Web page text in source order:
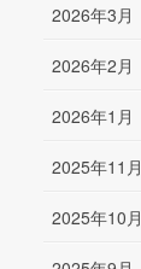
2026年3月
2026年2月
2026年1月
2025年11月
2025年10月